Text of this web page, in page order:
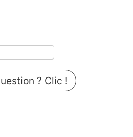
? Clic !